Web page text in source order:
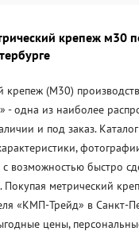
крепеж м30
крепеж (М30)
- одна из наиболее
и под заказ.
с возможностью быстро
Покупая метрический
«KМП-Трейд» в Санкт-
цены,